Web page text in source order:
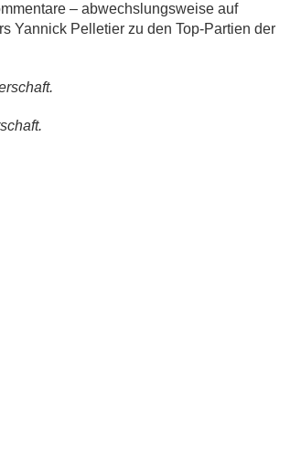
– abwechslungsweise auf
Yannick Pelletier zu den Top-Partien der